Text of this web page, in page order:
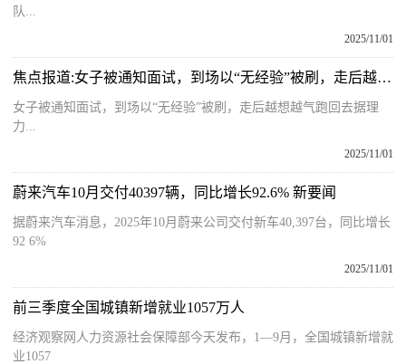
队...
2025/11/01
焦点报道:女子被通知面试，到场以“无经验”被刷，走后越想越气跑回去据理力争：“为什么不看简历？车费不要钱吗”
女子被通知面试，到场以“无经验”被刷，走后越想越气跑回去据理
力...
2025/11/01
蔚来汽车10月交付40397辆，同比增长92.6% 新要闻
据蔚来汽车消息，2025年10月蔚来公司交付新车40,397台，同比增长
92 6%
2025/11/01
前三季度全国城镇新增就业1057万人
经济观察网人力资源社会保障部今天发布，1—9月，全国城镇新增就
业1057